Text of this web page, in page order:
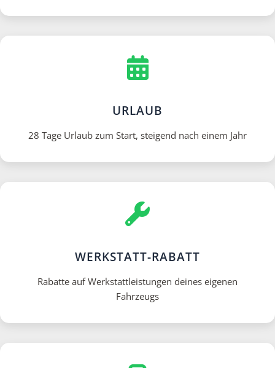
URLAUB
28 Tage Urlaub zum Start, steigend nach einem Jahr
WERKSTATT-RABATT
Rabatte auf Werkstattleistungen deines eigenen
Fahrzeugs